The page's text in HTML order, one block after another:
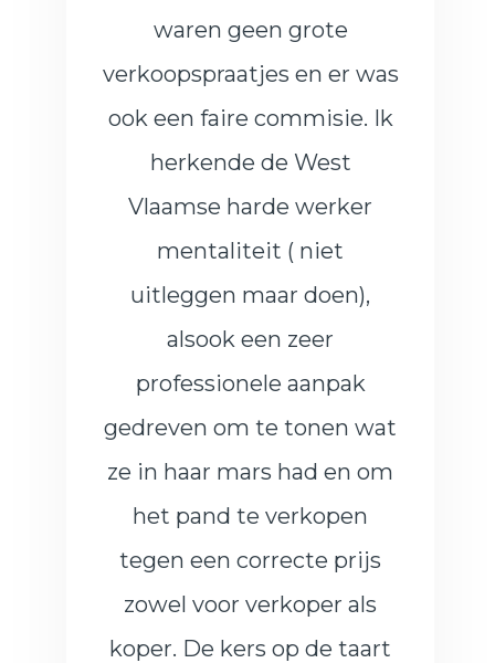
waren geen grote
verkoopspraatjes en er was
ook een faire commisie. Ik
herkende de West
Vlaamse harde werker
mentaliteit ( niet
uitleggen maar doen),
alsook een zeer
professionele aanpak
gedreven om te tonen wat
ze in haar mars had en om
het pand te verkopen
tegen een correcte prijs
zowel voor verkoper als
koper. De kers op de taart